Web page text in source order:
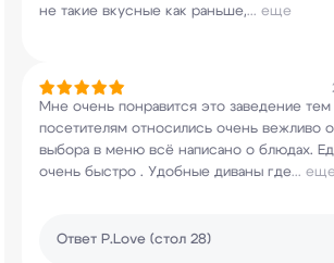
не такие вкусные как раньше,... еще
Мне очень понравится это заведение тем
посетителям относились очень вежливо
выбора в меню всё написано о блюдах.
очень быстро . Удобные диваны где... еще
Ответ P.Love (стол 28)